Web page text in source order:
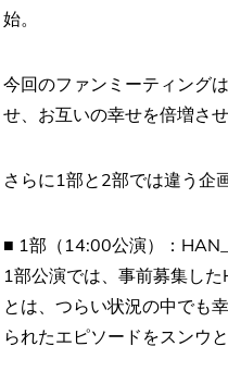
始。
今回のファンミーティング
せ、お互いの幸せを倍増さ
さらに1部と2部では違う企
■ 1部（14:00公演）：
1部公演では、事前募集し
とは、つらい状況の中でも
られたエピソードをスンウ